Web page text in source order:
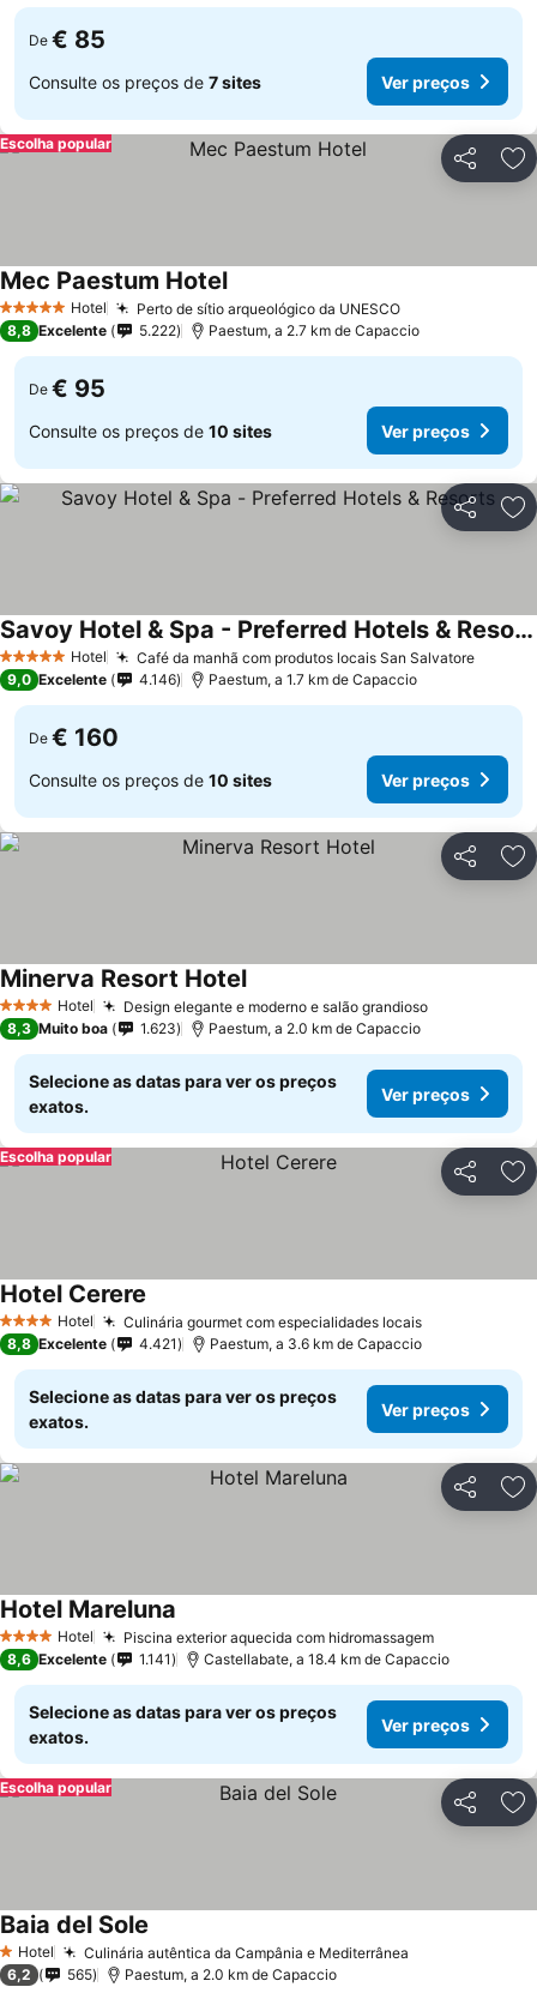
De € 85
Consulte os preços de 7 sites Ver preços
Partilhar
Escolha popular
5 Estrelas Hotel Perto de sítio arqueológico da UNESCO
Mec Paestum Hotel
8,8 Excelente 5.222 Paestum, a 2.7 km de Capaccio
De € 95
Consulte os preços de 10 sites Ver preços
Partilhar
5 Estrelas Hotel Café da manhã com produtos locais San Salvatore
Savoy Hotel & Spa - Preferred Hotels & Resorts
9,0 Excelente 4.146 Paestum, a 1.7 km de Capaccio
De € 160
Consulte os preços de 10 sites Ver preços
Partilhar
4 EstrelasHotel Design elegante e moderno e salão grandioso
Minerva Resort Hotel
8,3 Muito boa 1.623 Paestum, a 2.0 km de Capaccio
Selecione as datas para ver os preços
exatos.
Ver preços
Partilhar
Escolha popular
4 EstrelasHotel Culinária gourmet com especialidades locais
Hotel Cerere
8,8 Excelente 4.421 Paestum, a 3.6 km de Capaccio
Selecione as datas para ver os preços
exatos.
Ver preços
Partilhar
4 EstrelasHotel Piscina exterior aquecida com hidromassagem
Hotel Mareluna
8,6 Excelente 1.141 Castellabate, a 18.4 km de Capaccio
Selecione as datas para ver os preços
exatos.
Ver preços
Partilhar
Escolha popular
1 Estrelas
Hotel Culinária autêntica da Campânia e Mediterrânea
Baia del Sole
6,2 565 Paestum, a 2.0 km de Capaccio